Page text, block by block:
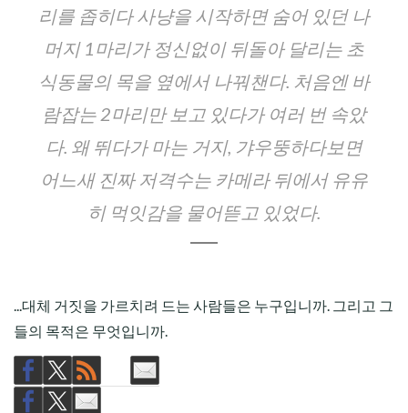
리를 좁히다 사냥을 시작하면 숨어 있던 나
머지 1마리가 정신없이 뒤돌아 달리는 초
식동물의 목을 옆에서 나꿔챈다. 처음엔 바
람잡는 2마리만 보고 있다가 여러 번 속았
다. 왜 뛰다가 마는 거지, 갸우뚱하다보면
어느새 진짜 저격수는 카메라 뒤에서 유유
히 먹잇감을 물어뜯고 있었다.
...대체 거짓을 가르치려 드는 사람들은 누구입니까. 그리고 그
들의 목적은 무엇입니까.